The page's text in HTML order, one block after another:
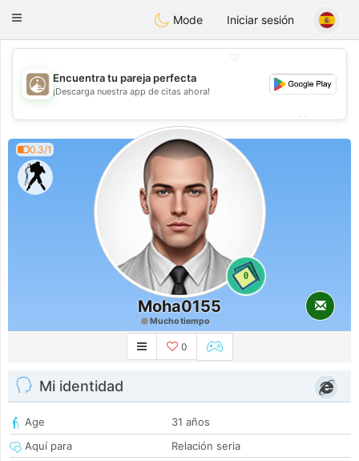
B ahebik
Toggle
Mode Iniciar sesión
💖
💕
Encuentra tu pareja perfecta
¡Descarga nuestra app de citas ahora!
0.3/1
0
Moha0155
Mucho tiempo
0
Mi identidad
Age
31 años
Aquí para
Relación seria